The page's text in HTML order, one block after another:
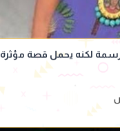
رسمة لكنه يحمل قصة مؤثرة